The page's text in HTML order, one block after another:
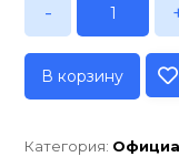
-
В корзину
Категория: